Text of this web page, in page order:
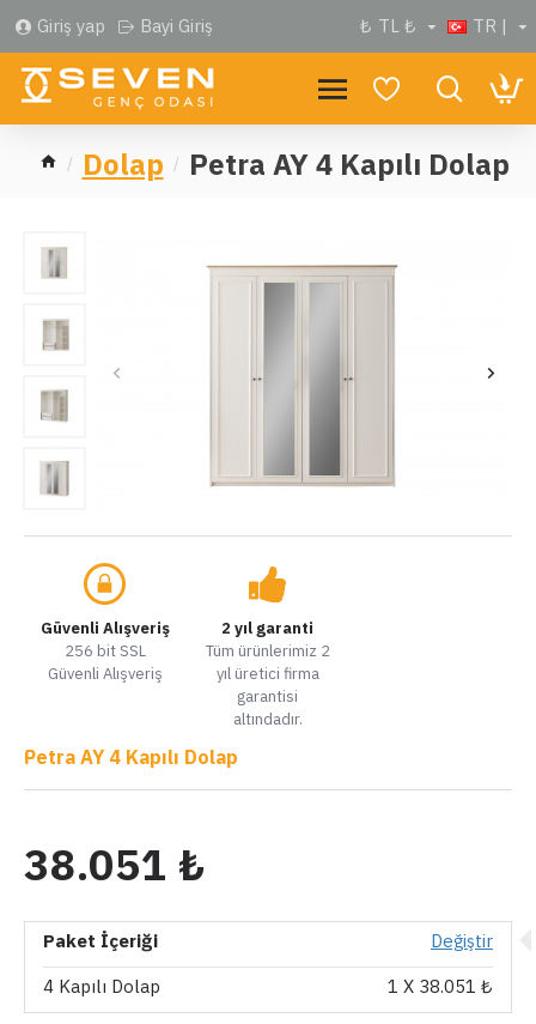
Giriş yap Bayi Giriş ₺ TL ₺ TR |
Dolap Petra AY 4 Kapılı Dolap
Güvenli Alışveriş
256 bit SSL
Güvenli Alışveriş
2 yıl garanti
Tüm ürünlerimiz 2
yıl üretici firma
garantisi
altındadır.
Petra AY 4 Kapılı Dolap
38.051 ₺
Paket İçeriği
Değiştir
4 Kapılı Dolap
1 X 38.051 ₺